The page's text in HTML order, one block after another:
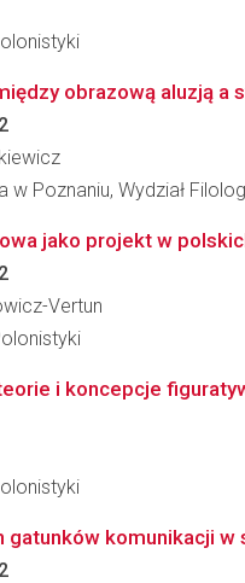
obrazową aluzją a
Poznaniu, Wydział
jako projekt w
Vertun
i koncepcje
gatunków komunikacji